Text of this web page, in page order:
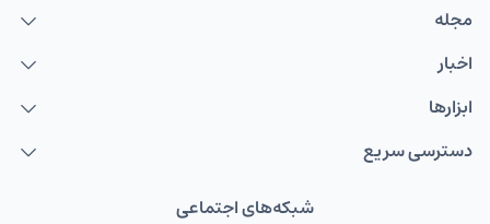
مجله
اخبار
ابزارها
دسترسی سریع
شبکه‌های اجتماعی